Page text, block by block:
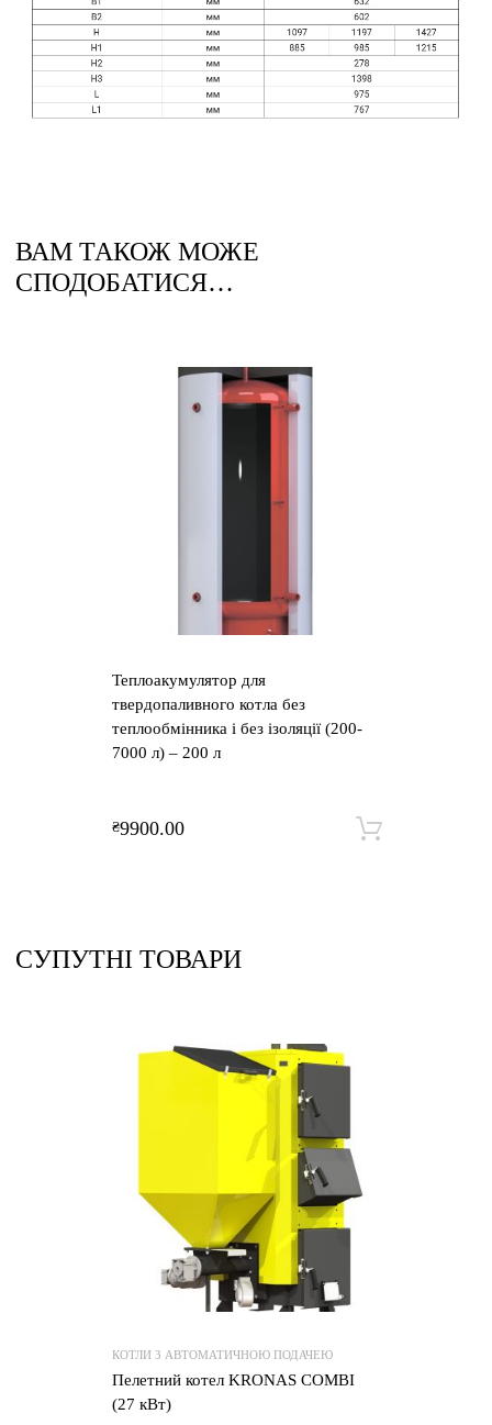
ВАМ ТАКОЖ МОЖЕ
СПОДОБАТИСЯ…
Теплоакумулятор для
твердопаливного котла без
теплообмінника і без ізоляції (200-
7000 л) – 200 л
₴9900.00
СУПУТНІ ТОВАРИ
КОТЛИ З АВТОМАТИЧНОЮ ПОДАЧЕЮ
Пелетний котел KRONAS COMBI
(27 кВт)